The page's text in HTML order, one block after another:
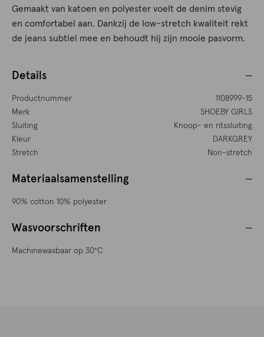
Gemaakt van katoen en polyester voelt de denim stevig
en comfortabel aan. Dankzij de low-stretch kwaliteit rekt
de jeans subtiel mee en behoudt hij zijn mooie pasvorm.
Details
Productnummer
1108999-15
Merk
SHOEBY GIRLS
Sluiting
Knoop- en ritssluiting
Kleur
DARKGREY
Stretch
Non-stretch
Materiaalsamenstelling
90% cotton 10% polyester
Wasvoorschriften
Machinewasbaar op 30°C